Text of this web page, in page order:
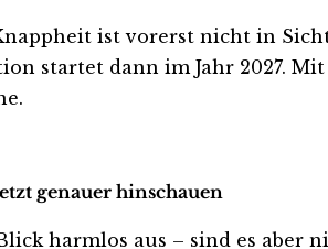
ist vorerst nicht in
startet dann im Jahr 2027.
genauer hinschauen
harmlos aus – sind es